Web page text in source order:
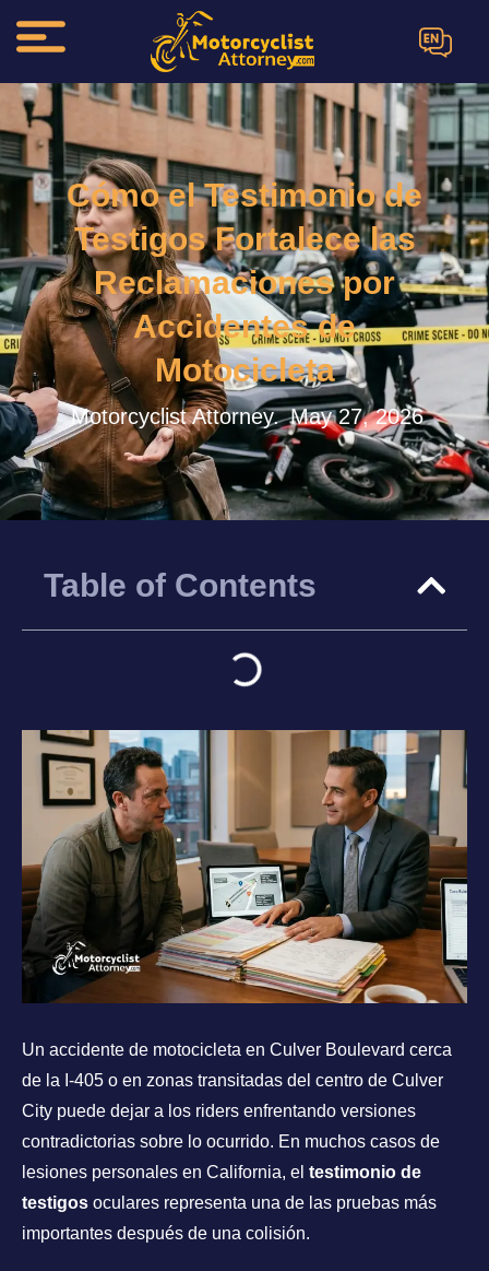
EN
Cómo el Testimonio de
Testigos Fortalece las
Reclamaciones por
Accidentes de
Motocicleta
Motorcyclist Attorney. May 27, 2026
Table of Contents
Un accidente de motocicleta en Culver Boulevard cerca
de la I-405 o en zonas transitadas del centro de Culver
City puede dejar a los riders enfrentando versiones
contradictorias sobre lo ocurrido. En muchos casos de
lesiones personales en California, el testimonio de
testigos oculares representa una de las pruebas más
importantes después de una colisión.